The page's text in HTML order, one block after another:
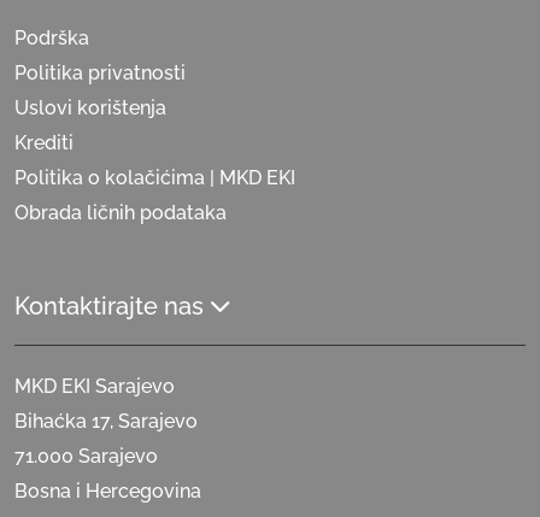
Podrška
Politika privatnosti
Uslovi korištenja
Krediti
Politika o kolačićima | MKD EKI
Obrada ličnih podataka
Kontaktirajte nas
MKD EKI Sarajevo
Bihaćka 17, Sarajevo
71.000 Sarajevo
Bosna i Hercegovina